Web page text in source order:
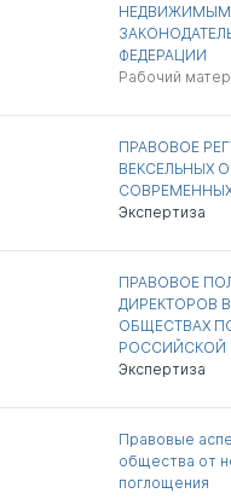
ФЕДЕРАЦИИ
Рабочий
ПРАВОВОЕ
ВЕКСЕЛЬНЫХ
Экспертиза
ПРАВОВОЕ
ДИРЕКТОРОВ
ОБЩЕСТВАХ
РОССИЙСКОЙ
Экспертиза
Правовые
общества от
поглощения